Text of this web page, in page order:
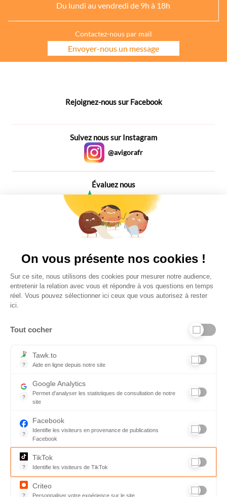
Du lundi au vendredi de 9h à 18h
Contactez-nous par mail
Envoyer-nous un message
Rejoignez-nous sur Facebook
Suivez nous sur Instagram
@avigorafr
Évaluez nous
Plus de 650 Avis
FAQ - réponses à vos questions
Conditions Générales de Service
Charte qualité
Code de déontologie
Mentions légales
On vous présente nos cookies !
Sur ce site, nous utilisons des cookies pour mesurer notre audience,
entretenir la relation avec vous et répondre à vos questions en temps
réel. Vous pouvez sélectionner ici ceux que vous autorisez à rester
ici.
Tout cocher
?
Tawk.to
Aide en ligne depuis notre site
?
Google Analytics
Permet d'analyser les statistiques de consultation de notre
site
?
Facebook
Identifie les visiteurs en provenance de publications
Facebook
Parce que vous ne venez pas tous les jours sur notre site, ce
?
TikTok
Identifie les visiteurs de TikTok
Permet de suivre les actions du visiteur sur le site web, et de
?
Criteo
Personnaliser votre expérience sur le site